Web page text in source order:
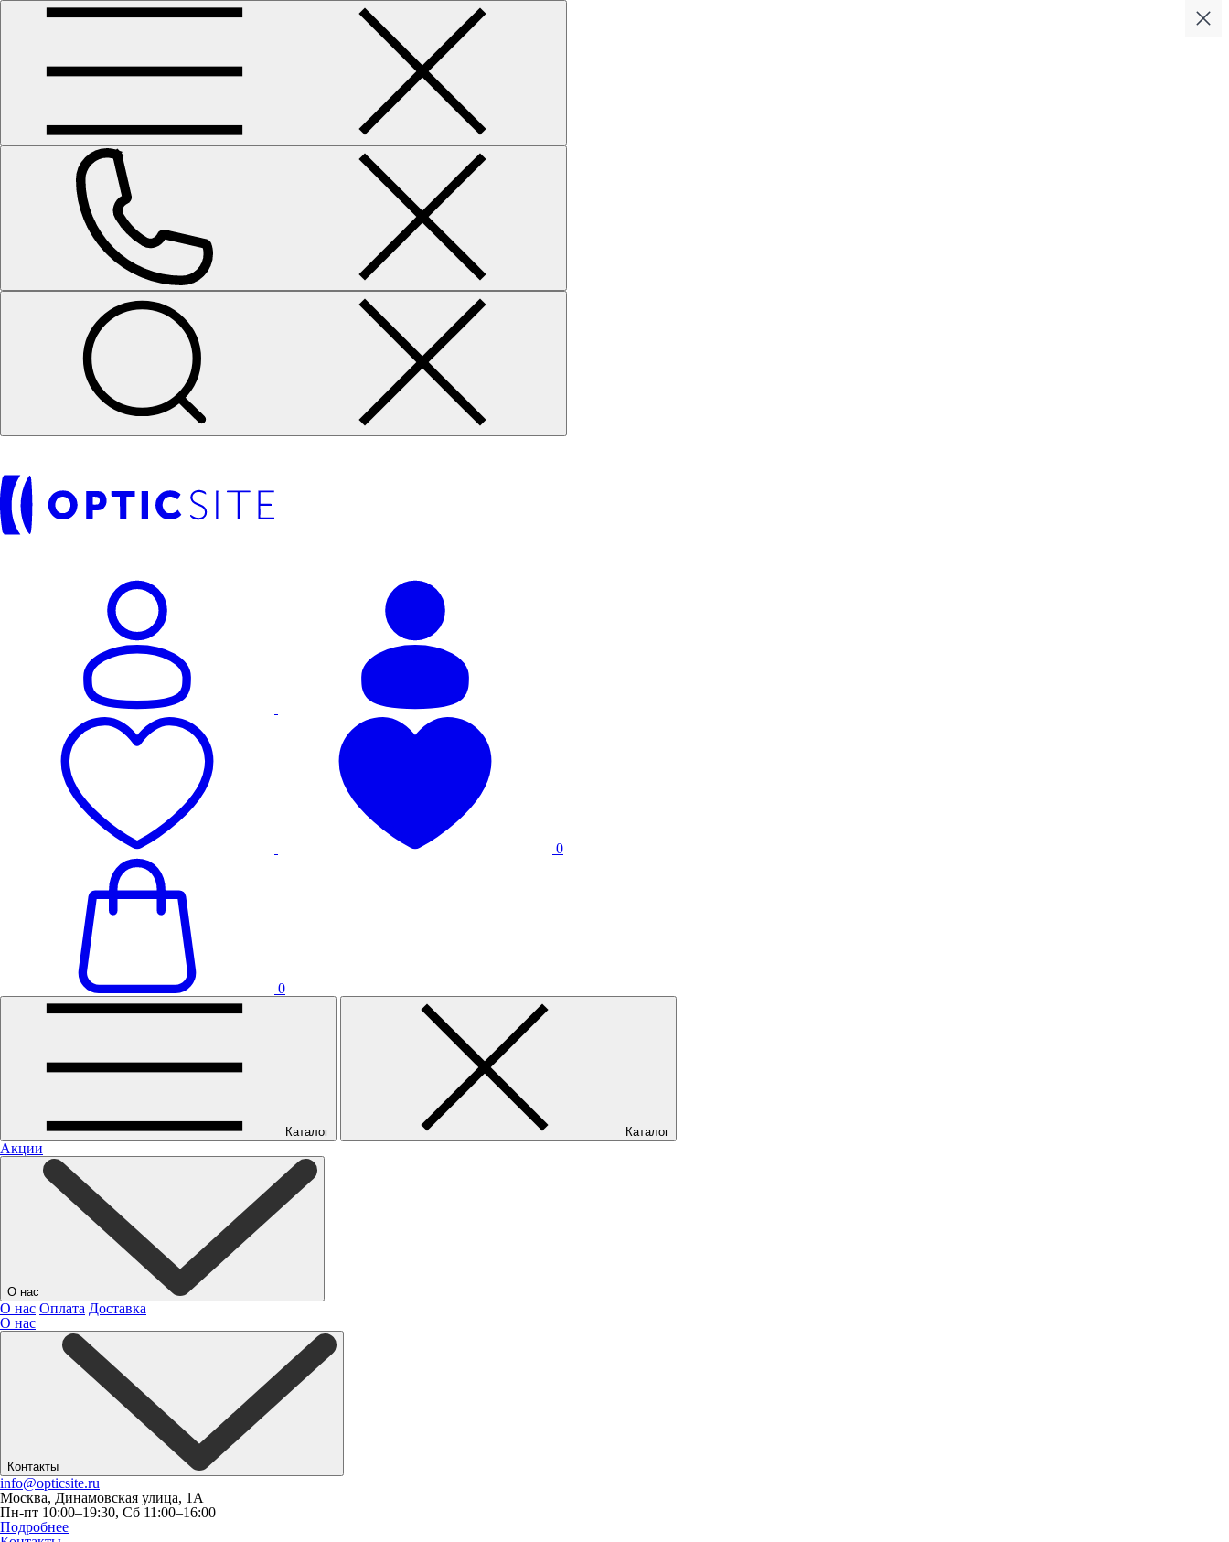
0
0
Каталог Каталог
Акции
О нас
О нас Оплата Доставка
О нас
Контакты
info@opticsite.ru
Москва, Динамовская улица, 1А
Пн-пт 10:00–19:30, Сб 11:00–16:00
Подробнее